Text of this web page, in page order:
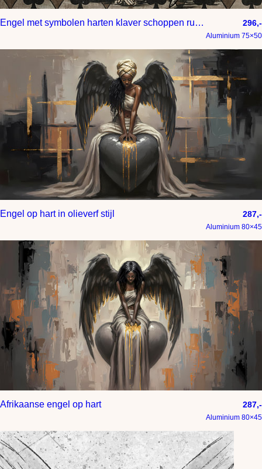
Engel met symbolen harten klaver schoppen ruiten 296,-
Aluminium 75×50
Engel op hart in olieverf stijl 287,-
Aluminium 80×45
Afrikaanse engel op hart 287,-
Aluminium 80×45